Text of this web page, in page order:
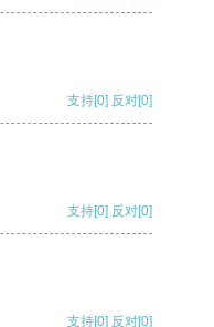
支持[0] 反对[0]
支持[0] 反对[0]
支持[0] 反对[0]